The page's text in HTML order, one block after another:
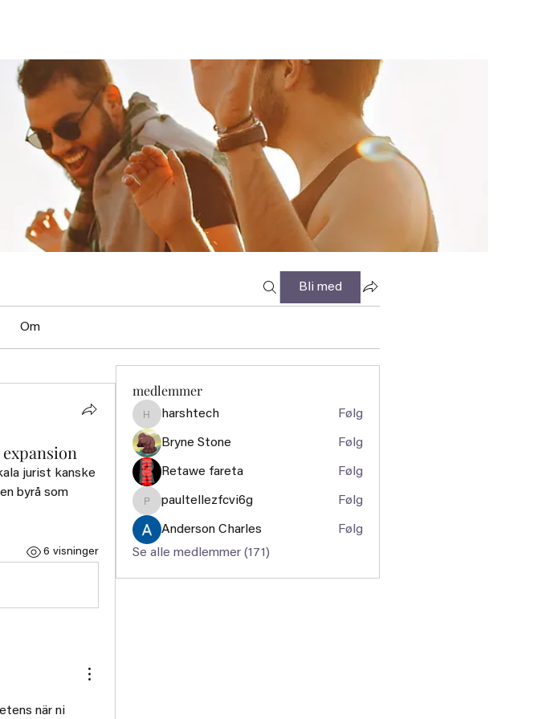
Bli med
Om
jurist kanske
byrå som
6 visninger
när ni
medlemmer
harshtech
harshtech Følg
Bryne Stone Følg
Retawe fareta Følg
paultellezfcvi6g
paultellezfcvi6g Følg
Anderson Charles
Følg
Se alle medlemmer (171)